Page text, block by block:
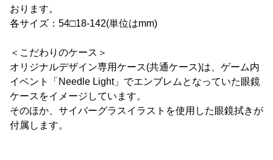
おります。
各サイズ：54□18-142(単位はmm)
＜こだわりのケース＞
オリジナルデザイン専用ケース(共通ケース)は、ゲーム内
イベント「Needle Light」でエンブレムとなっていた眼鏡
ケースをイメージしています。
そのほか、サイバーグラスイラストを使用した眼鏡拭きが
付属します。